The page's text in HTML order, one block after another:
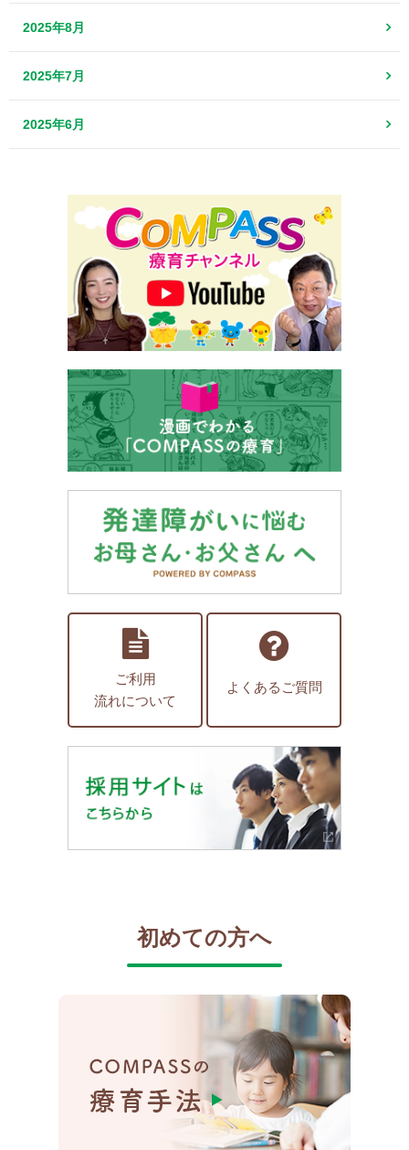
2025年8月
2025年7月
2025年6月
ご利用
流れについて
よくあるご質問
初めての方へ